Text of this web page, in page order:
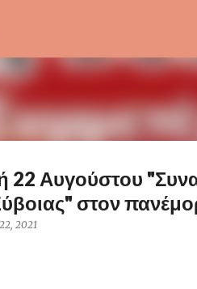
22 Αυγούστου
στον
2021